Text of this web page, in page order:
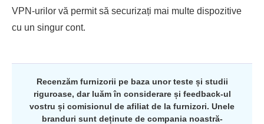
VPN-urilor vă permit să securizați mai multe dispozitive
cu un singur cont.
Recenzăm furnizorii pe baza unor teste și studii
riguroase, dar luăm în considerare și feedback-ul
vostru și comisionul de afiliat de la furnizori. Unele
branduri sunt deținute de compania noastră-